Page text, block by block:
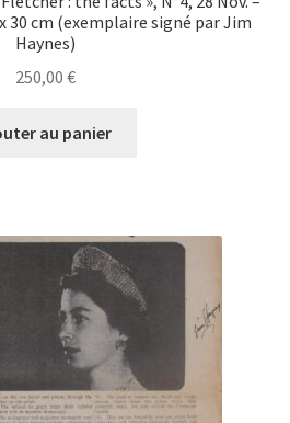
x 30 cm (exemplaire signé par Jim
Haynes)
250,00 €
au panier